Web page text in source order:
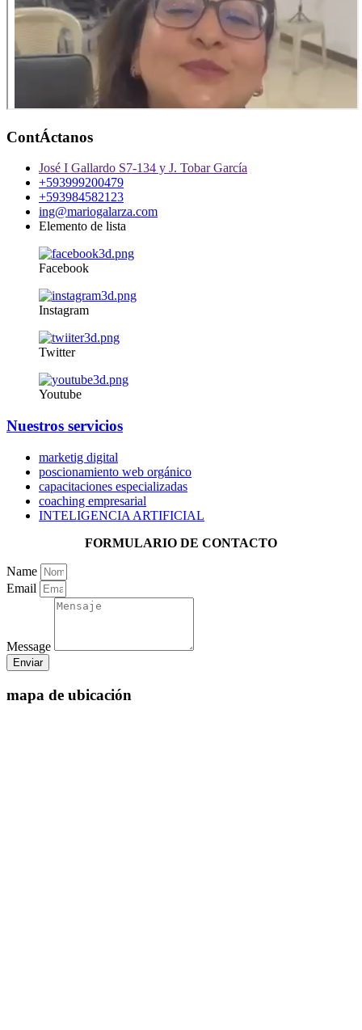
ContÁctanos
José I Gallardo S7-134 y J. Tobar García
+593999200479
+593984582123
ing@mariogalarza.com
Elemento de lista
Facebook
Instagram
Twitter
Youtube
Nuestros servicios
marketig digital
poscionamiento web orgánico
capacitaciones especializadas
coaching empresarial
INTELIGENCIA ARTIFICIAL
FORMULARIO DE CONTACTO
Name
Email
Message
Enviar
mapa de ubicación